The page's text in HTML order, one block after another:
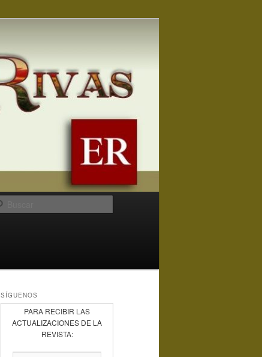
SÍGUENOS
PARA RECIBIR LAS
ACTUALIZACIONES DE LA
REVISTA: